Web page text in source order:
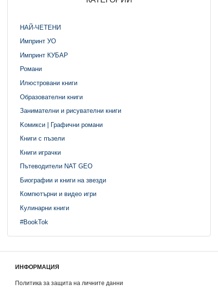
НАЙ-ЧЕТЕНИ
Импринт УО
Импринт КУБАР
Романи
Илюстровани книги
Образователни книги
Занимателни и рисувателни книги
Kомикси | Графични романи
Книги с пъзели
Книги играчки
Пътеводители NAT GEO
Биографии и книги на звезди
Компютърни и видео игри
Кулинарни книги
#BookTok
ИНФОРМАЦИЯ
Политика за защита на личните данни